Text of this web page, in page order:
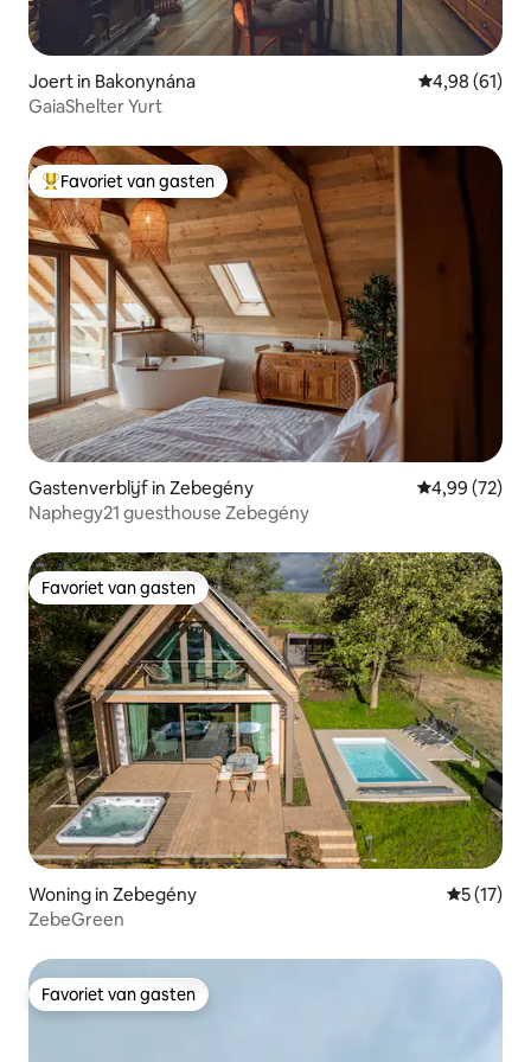
Joert in Bakonynána Gemiddelde
4,98 (61)
GaiaShelter Yurt
Topfavoriet van gasten
Favoriet van gasten
Gastenverblijf in Zebegény Gemiddelde
4,99 (72)
Naphegy21 guesthouse Zebegény
Favoriet van gasten
Favoriet van gasten
Woning in Zebegény
5 (17)
ZebeGreen
Favoriet van gasten
Favoriet van gasten